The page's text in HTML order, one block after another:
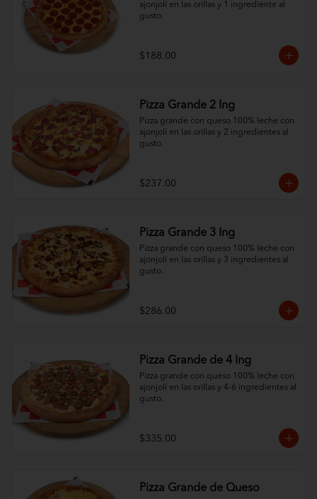
ajonjolí en las orillas y 1 ingrediente al
gusto.
$188.00
Pizza Grande 2 Ing
Pizza grande con queso 100% leche con
ajonjolí en las orillas y 2 ingredientes al
gusto.
$237.00
Pizza Grande 3 Ing
Pizza grande con queso 100% leche con
ajonjolí en las orillas y 3 ingredientes al
gusto.
$286.00
Pizza Grande de 4 Ing
Pizza grande con queso 100% leche con
ajonjolí en las orillas y 4-6 ingredientes al
gusto.
$335.00
Pizza Grande de Queso